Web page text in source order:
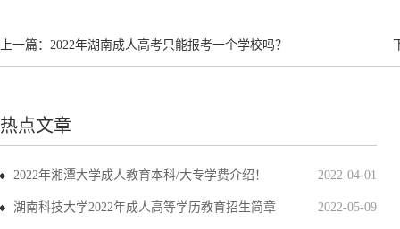
上一篇： 2022年湖南成人高考只能报考一个学校吗？
热点文章
2022-04-01
2022年湘潭大学成人教育本科/大专学费介绍！
2022-05-09
湖南科技大学2022年成人高等学历教育招生简章